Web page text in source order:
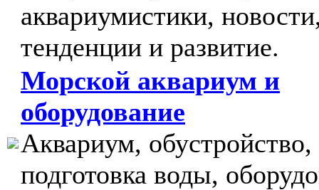
аквариумистики,
тенденции и развитие.
Морской аквариум и
оборудование
Аквариум, обустройство,
подготовка воды,